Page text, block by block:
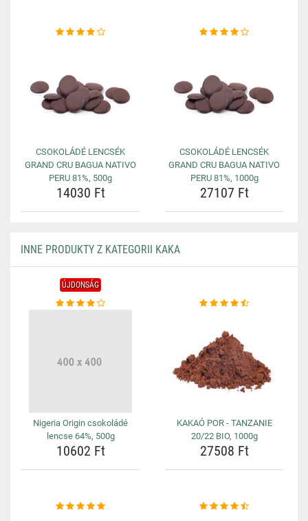
CSOKOLÁDÉ LENCSÉK
GRAND CRU BAGUA NATIVO
PERU 81%, 500g
14030 Ft
CSOKOLÁDÉ LENCSÉK
GRAND CRU BAGUA NATIVO
PERU 81%, 1000g
27107 Ft
INNE PRODUKTY Z KATEGORII KAKA
ÚJDONSÁG
Nigeria Origin csokoládé
lencse 64%, 500g
10602 Ft
KAKAÓ POR - TANZANIE
20/22 BIO, 1000g
27508 Ft